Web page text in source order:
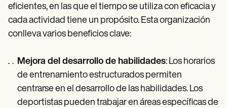
eficientes, en las que el tiempo se utiliza con eficacia y
cada actividad tiene un propósito. Esta organización
conlleva varios beneficios clave:
Mejora del desarrollo de habilidades: Los horarios
de entrenamiento estructurados permiten
centrarse en el desarrollo de las habilidades. Los
deportistas pueden trabajar en áreas específicas de